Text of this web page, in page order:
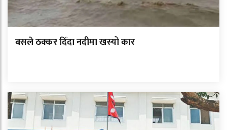
बसले ठक्कर दिँदा नदीमा खस्यो कार